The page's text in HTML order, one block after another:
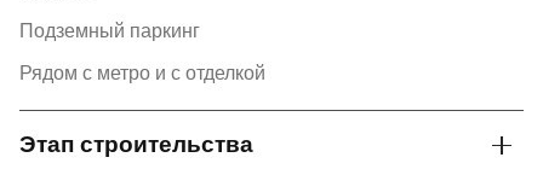
Подземный паркинг
Рядом с метро и с отделкой
Этап строительства